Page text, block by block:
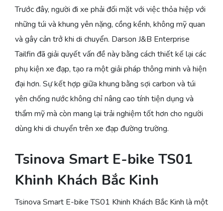
Trước đây, người đi xe phải đối mặt với việc thỏa hiệp với
những túi và khung yên nặng, cồng kềnh, không mỹ quan
và gây cản trở khi di chuyển. Darson J&B Enterprise
Tailfin đã giải quyết vấn đề này bằng cách thiết kế lại các
phụ kiện xe đạp, tạo ra một giải pháp thông minh và hiện
đại hơn. Sự kết hợp giữa khung bằng sợi carbon và túi
yên chống nước không chỉ nâng cao tính tiện dụng và
thẩm mỹ mà còn mang lại trải nghiệm tốt hơn cho người
dùng khi di chuyển trên xe đạp đường trường.
Tsinova Smart E-bike TS01
Khinh Khách Bắc Kinh
Tsinova Smart E-bike TS01 Khinh Khách Bắc Kinh là một